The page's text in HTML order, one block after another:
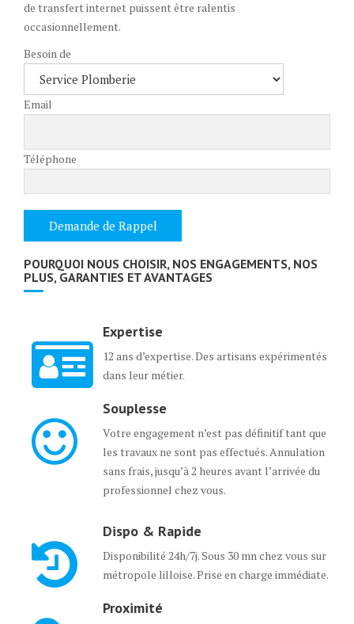
de transfert internet puissent être ralentis
occasionnellement.
Besoin de
Email
Téléphone
POURQUOI NOUS CHOISIR, NOS ENGAGEMENTS, NOS
PLUS, GARANTIES ET AVANTAGES
Expertise
12 ans d’expertise. Des artisans expérimentés
dans leur métier.
Souplesse
Votre engagement n’est pas définitif tant que
les travaux ne sont pas effectués. Annulation
sans frais, jusqu’à 2 heures avant l’arrivée du
professionnel chez vous.
Dispo & Rapide
Disponibilité 24h/7j. Sous 30 mn chez vous sur
métropole lilloise. Prise en charge immédiate.
Proximité